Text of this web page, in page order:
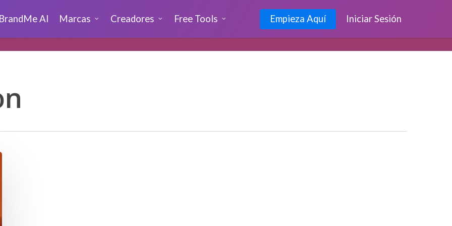
BrandMe AI Marcas Creadores Free Tools Empieza Aquí Iniciar Sesión